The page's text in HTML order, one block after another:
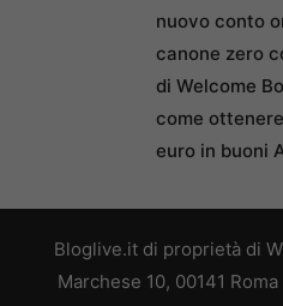
nuovo conto
canone zero
di Welcome
come
euro in buoni
Bloglive.it di proprietà di
Marchese 10, 00141